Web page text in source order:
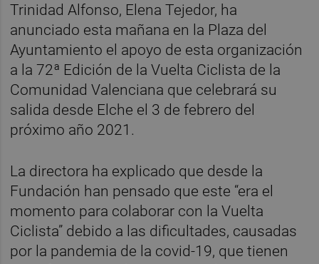
Trinidad Alfonso, Elena Tejedor, ha
anunciado esta mañana en la Plaza del
Ayuntamiento el apoyo de esta organización
a la 72ª Edición de la Vuelta Ciclista de la
Comunidad Valenciana que celebrará su
salida desde Elche el 3 de febrero del
próximo año 2021.
La directora ha explicado que desde la
Fundación han pensado que este “era el
momento para colaborar con la Vuelta
Ciclista” debido a las dificultades, causadas
por la pandemia de la covid-19, que tienen